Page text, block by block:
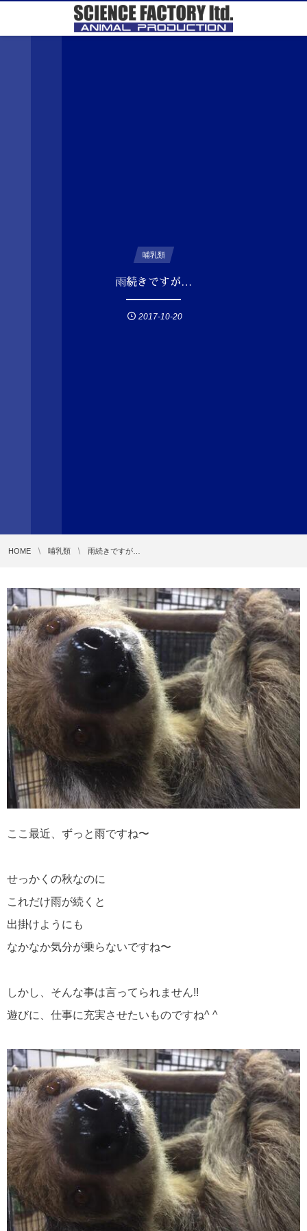
哺乳類
雨続きですが…
2017-10-20
HOME 哺乳類 雨続きですが…
ここ最近、ずっと雨ですね〜
せっかくの秋なのに
これだけ雨が続くと
出掛けようにも
なかなか気分が乗らないですね〜
しかし、そんな事は言ってられません!!
遊びに、仕事に充実させたいものですね^ ^